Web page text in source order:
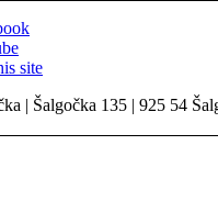
site
| Šalgočka 135 | 925 54